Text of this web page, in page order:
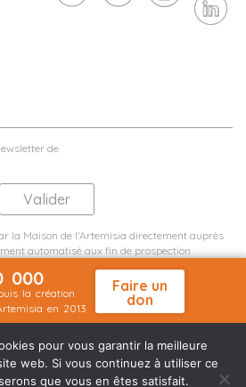
de
la Maison de l'Artemisia directement auprès
automatisé aux fin de prospection
000
la création
en 2013
Faire un
don
pour vous garantir la meilleure
web. Si vous continuez à utiliser ce
que vous en êtes satisfait.